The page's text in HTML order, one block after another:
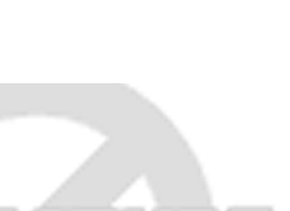
一些传统的音响设备也是用电磁来发声的，
灯表盘的处理，一般是有哪些?此外，屏蔽
确处理? 屏蔽机房中，对指示灯表盘的处
屏蔽、截止波导管法、采用滤波器，或者是使
实际情况来决定。而该机房中的屏蔽外壳，是
，这样可以有好的屏蔽效果。 2.屏蔽机房
较好? 这个的话，主要是因为，混合接地中